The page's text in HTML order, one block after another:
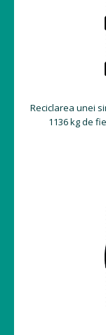
Reciclarea unei
1136 kg de